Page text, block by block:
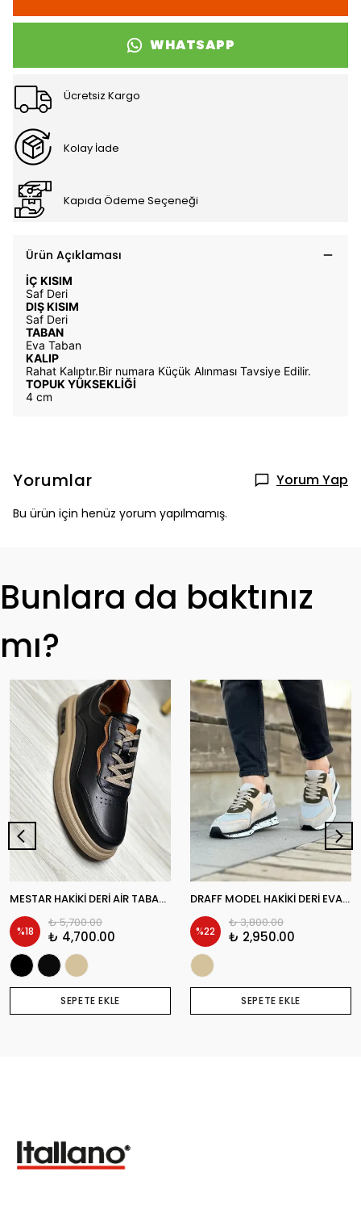
WHATSAPP
Ücretsiz Kargo
Kolay İade
Kapıda Ödeme Seçeneği
Ürün Açıklaması
İÇ KISIM
Saf Deri
DIŞ KISIM
Saf Deri
TABAN
Eva Taban
KALIP
Rahat Kalıptır.Bir numara Küçük Alınması Tavsiye Edilir.
TOPUK YÜKSEKLİĞİ
4 cm
Yorumlar Yorum Yap
Bu ürün için henüz yorum yapılmamış.
Bunlara da baktınız
mı?
MESTAR HAKİKİ DERİ AİR TABAN GÜNLÜK ERKEK SNEAKER AYAKKABI
%18
₺ 5,700.00
₺ 4,700.00
SEPETE EKLE
DRAFF MODEL HAKİKİ DERİ EVA ABAN GÜNLÜK ERKEK SNAEKER AYAKKABI
%22
₺ 3,800.00
₺ 2,950.00
SEPETE EKLE